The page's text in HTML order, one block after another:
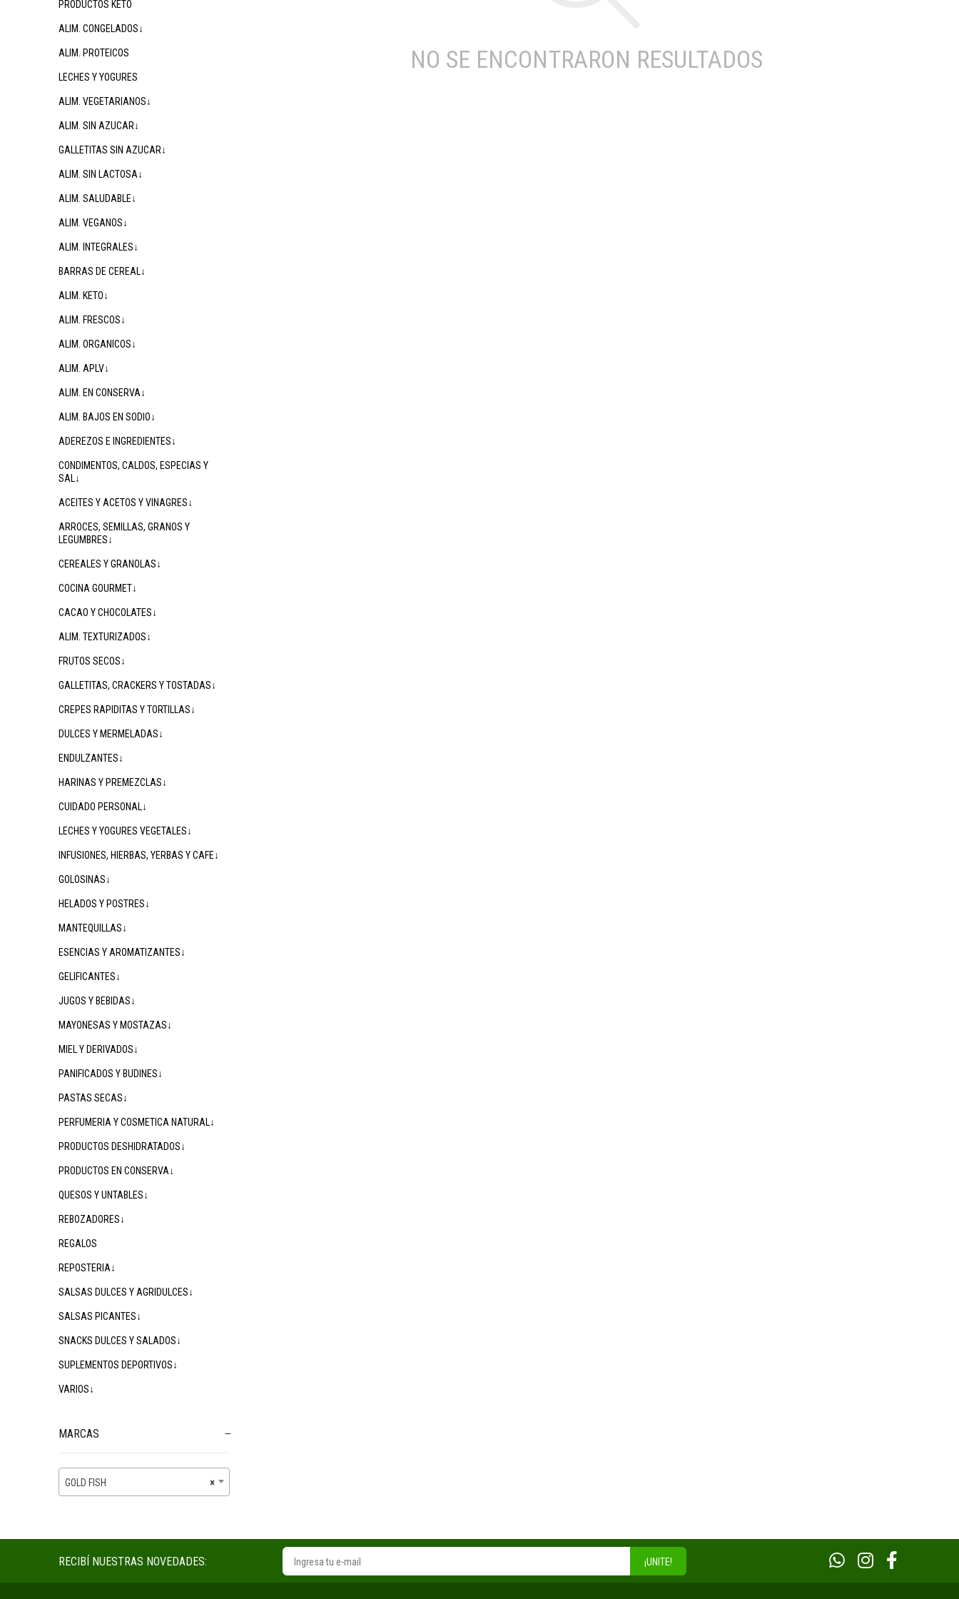
PRODUCTOS KETO
ALIM. CONGELADOS↓
ALIM. PROTEICOS
LECHES Y YOGURES
ALIM. VEGETARIANOS↓
ALIM. SIN AZUCAR↓
GALLETITAS SIN AZUCAR↓
ALIM. SIN LACTOSA↓
ALIM. SALUDABLE↓
ALIM. VEGANOS↓
ALIM. INTEGRALES↓
BARRAS DE CEREAL↓
ALIM. KETO↓
ALIM. FRESCOS↓
ALIM. ORGANICOS↓
ALIM. APLV↓
ALIM. EN CONSERVA↓
ALIM. BAJOS EN SODIO↓
ADEREZOS E INGREDIENTES↓
CONDIMENTOS, CALDOS, ESPECIAS Y
SAL↓
ACEITES Y ACETOS Y VINAGRES↓
ARROCES, SEMILLAS, GRANOS Y
LEGUMBRES↓
CEREALES Y GRANOLAS↓
COCINA GOURMET↓
CACAO Y CHOCOLATES↓
ALIM. TEXTURIZADOS↓
FRUTOS SECOS↓
GALLETITAS, CRACKERS Y TOSTADAS↓
CREPES RAPIDITAS Y TORTILLAS↓
DULCES Y MERMELADAS↓
ENDULZANTES↓
HARINAS Y PREMEZCLAS↓
CUIDADO PERSONAL↓
LECHES Y YOGURES VEGETALES↓
INFUSIONES, HIERBAS, YERBAS Y CAFE↓
GOLOSINAS↓
HELADOS Y POSTRES↓
MANTEQUILLAS↓
ESENCIAS Y AROMATIZANTES↓
GELIFICANTES↓
JUGOS Y BEBIDAS↓
MAYONESAS Y MOSTAZAS↓
MIEL Y DERIVADOS↓
PANIFICADOS Y BUDINES↓
PASTAS SECAS↓
PERFUMERIA Y COSMETICA NATURAL↓
PRODUCTOS DESHIDRATADOS↓
PRODUCTOS EN CONSERVA↓
QUESOS Y UNTABLES↓
REBOZADORES↓
REGALOS
REPOSTERIA↓
SALSAS DULCES Y AGRIDULCES↓
SALSAS PICANTES↓
SNACKS DULCES Y SALADOS↓
SUPLEMENTOS DEPORTIVOS↓
VARIOS↓
MARCAS
×
GOLD FISH
NO SE ENCONTRARON RESULTADOS
RECIBÍ NUESTRAS NOVEDADES: ¡UNITE!